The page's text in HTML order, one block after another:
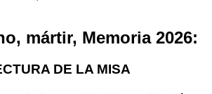
mártir, Memoria 2026:
DE LA MISA